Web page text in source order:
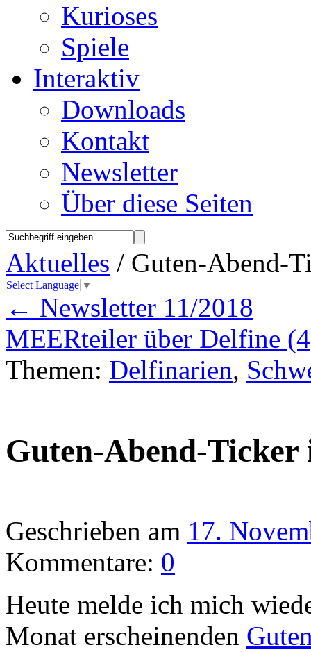
Kurioses
Spiele
Interaktiv
Downloads
Kontakt
Newsletter
Über diese Seiten
Aktuelles / Guten-Abend-
Select Language ▼
← Newsletter 11/2018
MEERteiler über Delfine
Themen: Delfinarien,
Guten-Abend-Ticker
Geschrieben am 17.
Kommentare: 0
Heute melde ich mich
Monat erscheinenden